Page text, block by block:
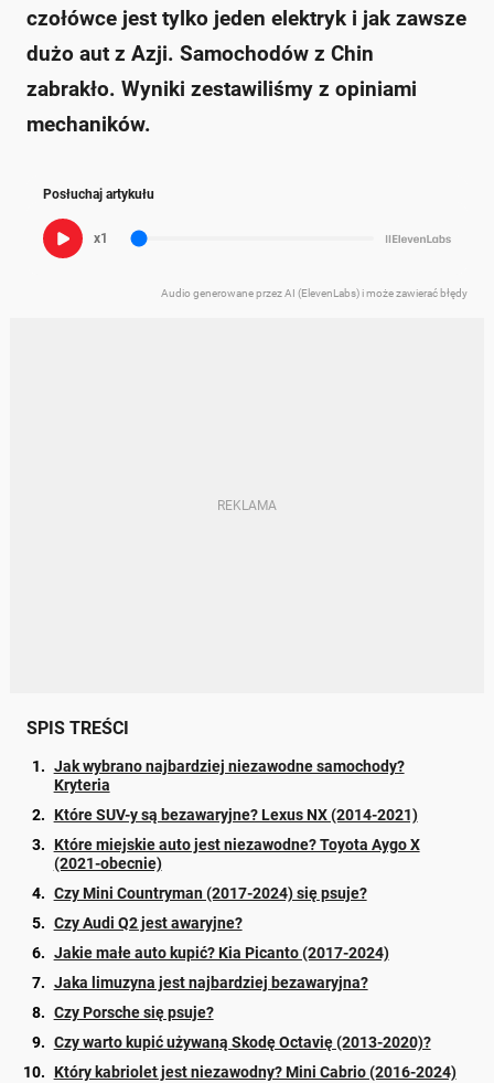
czołówce jest tylko jeden elektryk i jak zawsze
dużo aut z Azji. Samochodów z Chin
zabrakło. Wyniki zestawiliśmy z opiniami
mechaników.
Posłuchaj artykułu
x1
Audio generowane przez AI (ElevenLabs) i może zawierać błędy
SPIS TREŚCI
Jak wybrano najbardziej niezawodne samochody?
Kryteria
Które SUV-y są bezawaryjne? Lexus NX (2014-2021)
Które miejskie auto jest niezawodne? Toyota Aygo X
(2021-obecnie)
Czy Mini Countryman (2017-2024) się psuje?
Czy Audi Q2 jest awaryjne?
Jakie małe auto kupić? Kia Picanto (2017-2024)
Jaka limuzyna jest najbardziej bezawaryjna?
Czy Porsche się psuje?
Czy warto kupić używaną Skodę Octavię (2013-2020)?
Który kabriolet jest niezawodny? Mini Cabrio (2016-2024)